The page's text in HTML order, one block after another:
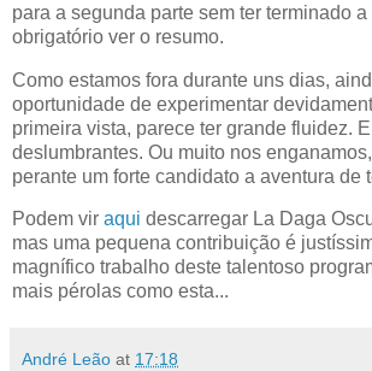
para a segunda parte sem ter terminado
obrigatório ver o resumo.
Como estamos fora durante uns dias,
oportunidade de experimentar
primeira vista, parece ter grande fluidez.
deslumbrantes. Ou muito nos
perante um forte candidato a aventura de
Podem vir aqui descarregar La Daga
mas uma pequena contribuição é
magnífico trabalho deste talentoso
mais pérolas como esta...
André Leão at 17:18